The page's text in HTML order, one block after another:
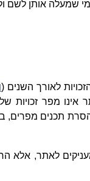
שמעלה אותן לשם
לאורך השנים (
מפר זכויות
והסרת תכנים
לאתר, אלא